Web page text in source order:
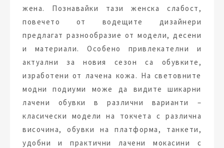
жена. Познавайки тази женска слабост,
повечето от водещите дизайнери
предлагат разнообразие от модели, десени
и материали. Особено привлекателни и
актуални за новия сезон са обувките,
изработени от лачена кожа. На световните
модни подиуми може да видите шикарни
лачени обувки в различни варианти –
класически модели на токчета с различна
височина, обувки на платформа, танкети,
удобни и практични лачени мокасини с